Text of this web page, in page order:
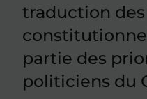
traduction
partie des
politiciens du